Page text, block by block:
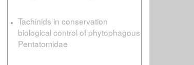
Tachinids in conservation
biological control of phytophagous
Pentatomidae